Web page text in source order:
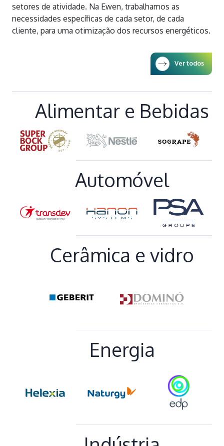
setores de atividade. Na Ewen, trabalhamos as
necessidades específicas de cada setor, de cada
cliente, para uma otimização dos recursos energéticos.
Ver todos
Alimentar e Bebidas
Automóvel
Cerâmica e vidro
Energia